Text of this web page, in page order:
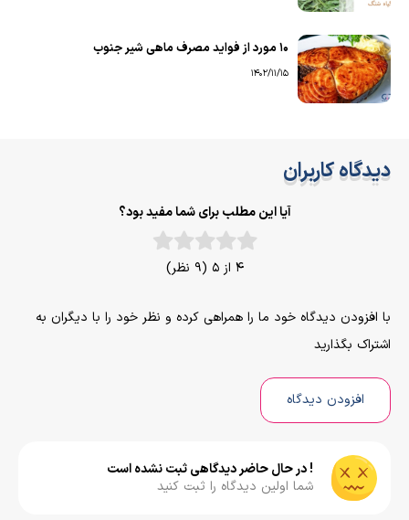
۱۰ مورد از فواید مصرف ماهی شیر جنوب
1402/11/15
دیدگاه کاربران
آیا این مطلب برای شما مفید بود؟
4 از 5 (9 نظر)
با افزودن دیدگاه خود ما را همراهی کرده و نظر خود را با دیگران به
اشتراک بگذارید
افزودن دیدگاه
! در حال حاضر دیدگاهی ثبت نشده است
شما اولین دیدگاه را ثبت کنید